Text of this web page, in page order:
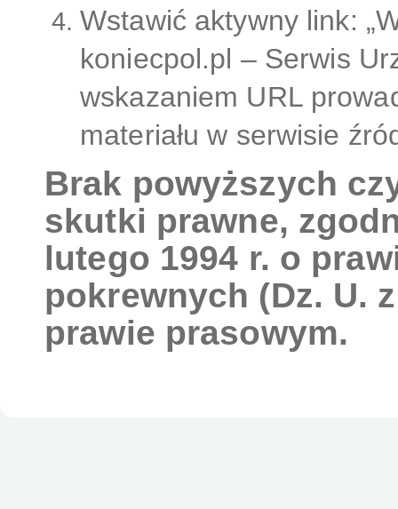
Wstawić aktywny link:
koniecpol.pl – Serwis
wskazaniem URL
materiału w serwisie
Brak powyższych
skutki prawne,
lutego 1994 r. o
pokrewnych (Dz. U.
prawie prasowym.